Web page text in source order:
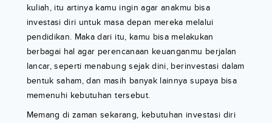
kuliah, itu artinya kamu ingin agar anakmu bisa
investasi diri untuk masa depan mereka melalui
pendidikan. Maka dari itu, kamu bisa melakukan
berbagai hal agar perencanaan keuanganmu berjalan
lancar, seperti menabung sejak dini, berinvestasi dalam
bentuk saham, dan masih banyak lainnya supaya bisa
memenuhi kebutuhan tersebut.
Memang di zaman sekarang, kebutuhan investasi diri